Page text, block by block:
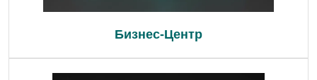
Бизнес-Центр